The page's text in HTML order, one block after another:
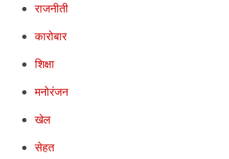
राजनीती
कारोबार
शिक्षा
मनोरंजन
खेल
सेहत